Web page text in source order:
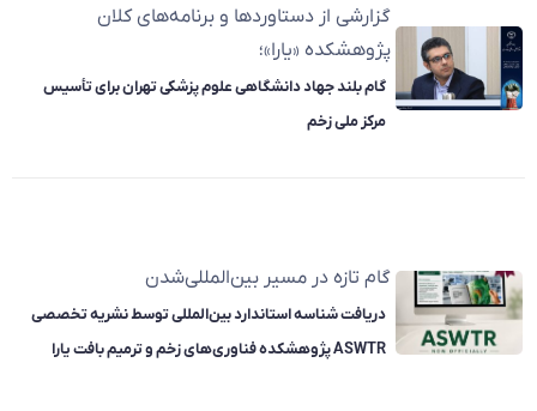
گزارشی از دستاوردها و برنامه‌های کلان
پژوهشکده «یارا»؛
گام بلند جهاد دانشگاهی علوم پزشکی تهران برای تأسیس
مرکز ملی زخم
گام تازه در مسیر بین‌المللی‌شدن
دریافت شناسه استاندارد بین‌المللی توسط نشریه تخصصی
ASWTR پژوهشکده فناوری‌های زخم و ترمیم بافت یارا